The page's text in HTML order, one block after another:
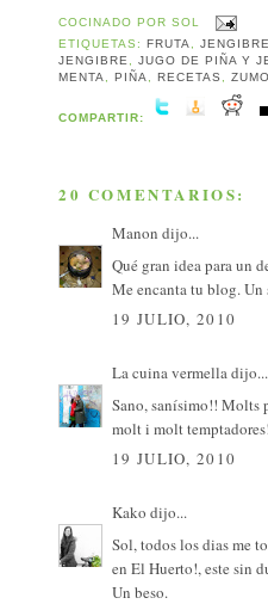
COCINADO PORSOL
ETIQUETAS: FRUTA,JENGIBRE
JENGIBRE,JUGO DE PIÑA Y
MENTA, PIÑA, RECETAS ,ZUMO
COMPARTIR:
20 COMENTARIOS:
Manon dijo...
Qué gran idea para un
Me encanta tu blog. Un
19 JULIO, 2010
La cuina vermelladijo...
Sano, sanísimo!! Molts
molt i molt temptadores!
19 JULIO, 2010
Kako dijo...
Sol, todos los dias me
en El Huerto!, este sin
Un beso.